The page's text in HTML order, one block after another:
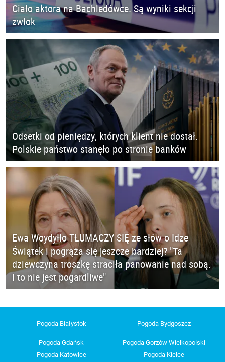
Ciało aktora na Bachledówce. Są wyniki sekcji
zwłok
Odsetki od pieniędzy, których klient nie dostał.
Polskie państwo stanęło po stronie banków
Ewa Woydyłło TŁUMACZY SIĘ ze słów o Idze
Świątek i pogrąża się jeszcze bardziej? "Ta
dziewczyna troszkę straciła panowanie nad sobą.
I to nie jest pogardliwe"
Pogoda Białystok Pogoda Bydgoszcz
Pogoda Gdańsk
Pogoda Gorzów Wielkopolski
Pogoda Katowice
Pogoda Kielce